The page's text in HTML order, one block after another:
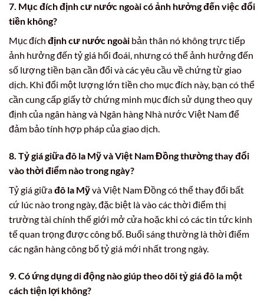
7. Mục đích định cư nước ngoài có ảnh hưởng đến việc đổi
tiền không?
Mục đích định cư nước ngoài bản thân nó không trực tiếp
ảnh hưởng đến tỷ giá hối đoái, nhưng có thể ảnh hưởng đến
số lượng tiền bạn cần đổi và các yêu cầu về chứng từ giao
dịch. Khi đổi một lượng lớn tiền cho mục đích này, bạn có thể
cần cung cấp giấy tờ chứng minh mục đích sử dụng theo quy
định của ngân hàng và Ngân hàng Nhà nước Việt Nam để
đảm bảo tính hợp pháp của giao dịch.
8. Tỷ giá giữa đô la Mỹ và Việt Nam Đồng thường thay đổi
vào thời điểm nào trong ngày?
Tỷ giá giữađô la Mỹvà Việt Nam Đồng có thể thay đổi bất
cứ lúc nào trong ngày, đặc biệt là vào các thời điểm thị
trường tài chính thế giới mở cửa hoặc khi có các tin tức kinh
tế quan trọng được công bố. Buổi sáng thường là thời điểm
các ngân hàng công bố tỷ giá mới nhất trong ngày.
9. Có ứng dụng di động nào giúp theo dõi tỷ giá đô la một
cách tiện lợi không?